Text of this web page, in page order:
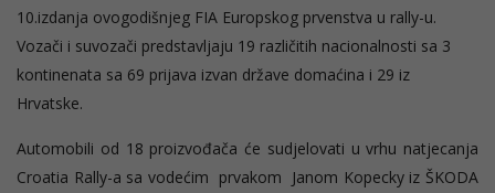
10.izdanja ovogodišnjeg FIA Europskog prvenstva u rally-u.
Vozači i suvozači predstavljaju 19 različitih nacionalnosti sa 3
kontinenata sa 69 prijava izvan države domaćina i 29 iz
Hrvatske.
Automobili od 18 proizvođača će sudjelovati u vrhu natjecanja
Croatia Rally-a sa vodećim prvakom Janom Kopecky iz ŠKODA